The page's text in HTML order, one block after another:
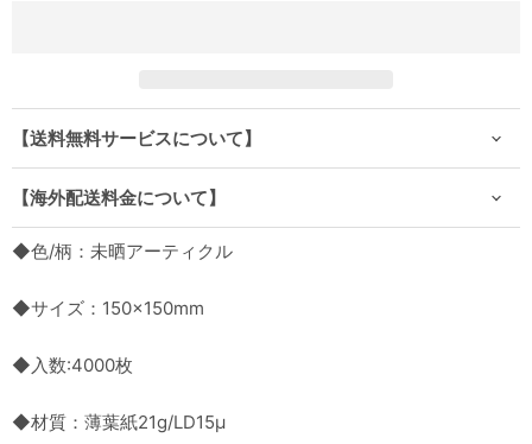
【送料無料サービスについて】
【海外配送料金について】
◆色/柄：未晒アーティクル
◆サイズ：150×150mm
◆入数:4000枚
◆材質：薄葉紙21g/LD15μ